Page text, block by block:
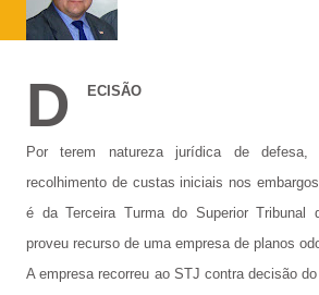
D ECISÃO
Por terem natureza jurídica de
recolhimento de custas iniciais nos
é da Terceira Turma do Superior Tribunal
proveu recurso de uma empresa de planos
A empresa recorreu ao STJ contra decisão